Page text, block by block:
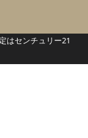
はセンチュリー21